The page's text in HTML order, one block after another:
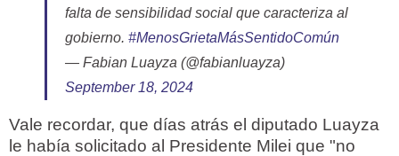
falta de sensibilidad social que caracteriza al
gobierno. #MenosGrietaMásSentidoComún
— Fabian Luayza (@fabianluayza)
September 18, 2024
Vale recordar, que días atrás el diputado Luayza
le había solicitado al Presidente Milei que "no